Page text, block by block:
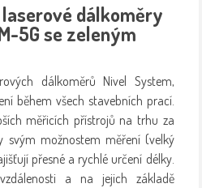
dálkoměry
5G se zeleným
dálkoměrů Nivel System,
během všech stavebních prací.
měřicích přístrojů na trhu za
svým možnostem měření (velký
přesné a rychlé určení délky.
a na jejich základě